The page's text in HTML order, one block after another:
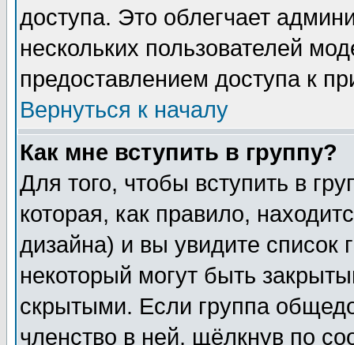
доступа. Это облегчает
нескольких пользователей
предоставлением доступа к
Вернуться к началу
Как мне вступить в группу?
Для того, чтобы вступить в
которая, как правило,
дизайна) и вы увидите список
некоторый могут быть
скрытыми. Если группа
членство в ней, щёлкнув по